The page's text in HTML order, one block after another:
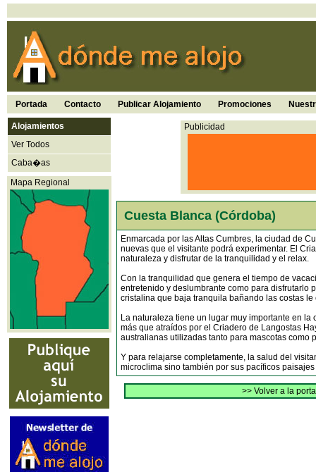
Portada Contacto Publicar Alojamiento Promociones
Alojamientos
Ver Todos
Caba�as
Mapa Regional
Publicidad
Cuesta Blanca (Córdoba)
Enmarcada por las Altas Cumbres, la ciudad de
nuevas que el visitante podrá experimentar. El
naturaleza y disfrutar de la tranquilidad y el relax.
Con la tranquilidad que genera el tiempo de
entretenido y deslumbrante como para disfrutarlo
cristalina que baja tranquila bañando las costas
La naturaleza tiene un lugar muy importante en
más que atraídos por el Criadero de Langostas
australianas utilizadas tanto para mascotas como
Y para relajarse completamente, la salud del
microclima sino también por sus pacíficos
>> Volver a la